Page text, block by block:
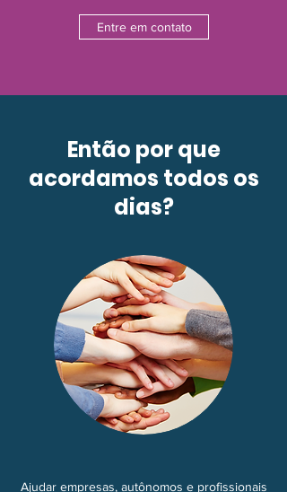
Entre em contato
Então por que
acordamos todos os
dias?
Ajudar empresas, autônomos e profissionais